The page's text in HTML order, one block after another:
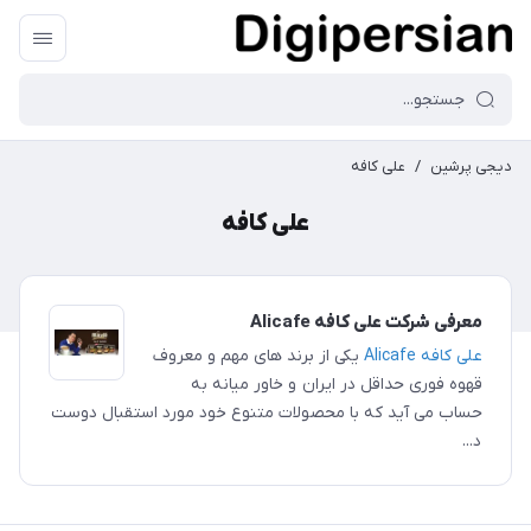
دیجی پرشین / علی کافه
علی کافه
معرفی شرکت علی کافه Alicafe
علی کافه Alicafe
یکی از برند های مهم و معروف
قهوه فوری حداقل در ایران و خاور میانه به
حساب می آید که با محصولات متنوع خود مورد استقبال دوست
د...